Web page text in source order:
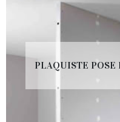
PLAQUISTE POSE